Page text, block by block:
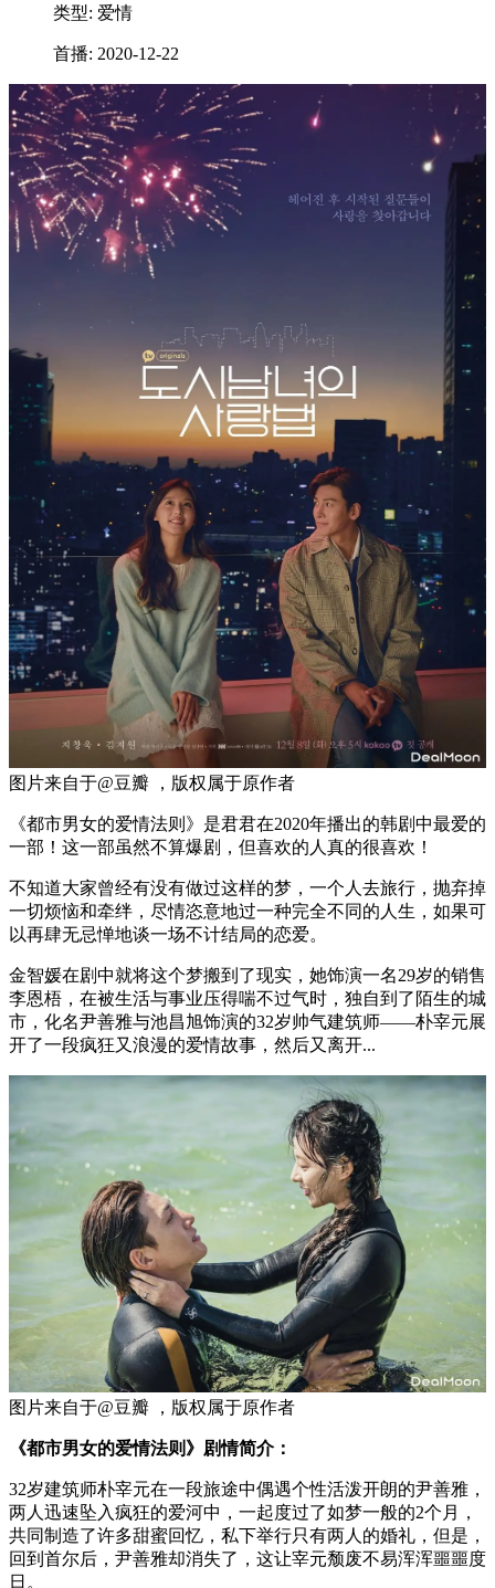
类型: 爱情
首播: 2020-12-22
图片来自于@豆瓣 ，版权属于原作者
《都市男女的爱情法则》是君君在2020年播出的韩剧中最爱的
一部！这一部虽然不算爆剧，但喜欢的人真的很喜欢！
不知道大家曾经有没有做过这样的梦，一个人去旅行，抛弃掉
一切烦恼和牵绊，尽情恣意地过一种完全不同的人生，如果可
以再肆无忌惮地谈一场不计结局的恋爱。
金智媛在剧中就将这个梦搬到了现实，她饰演一名29岁的销售
李恩梧，在被生活与事业压得喘不过气时，独自到了陌生的城
市，化名尹善雅与池昌旭饰演的32岁帅气建筑师——朴宰元展
开了一段疯狂又浪漫的爱情故事，然后又离开...
图片来自于@豆瓣 ，版权属于原作者
《都市男女的爱情法则》剧情简介：
32岁建筑师朴宰元在一段旅途中偶遇个性活泼开朗的尹善雅，
两人迅速坠入疯狂的爱河中，一起度过了如梦一般的2个月，
共同制造了许多甜蜜回忆，私下举行只有两人的婚礼，但是，
回到首尔后，尹善雅却消失了，这让宰元颓废不易浑浑噩噩度
日。